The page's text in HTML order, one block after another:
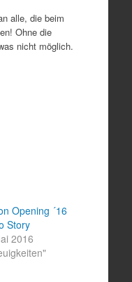
alle, die beim
Ohne die
nicht möglich.
Opening ´16
Story
2016